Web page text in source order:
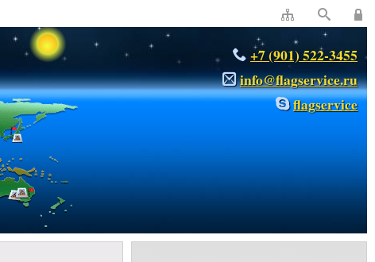
+7 (901) 522-3455
info@flagservice.ru
flagservice